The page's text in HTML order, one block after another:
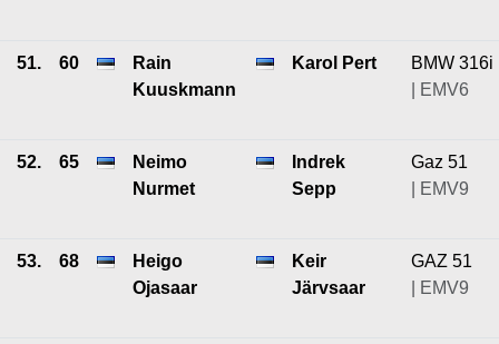
51. 60
Rain
Kuuskmann
Karol Pert
BMW 316i
| EMV6
52. 65
Neimo
Nurmet
Indrek
Sepp
Gaz 51
| EMV9
53. 68
Heigo
Ojasaar
Keir
Järvsaar
GAZ 51
| EMV9